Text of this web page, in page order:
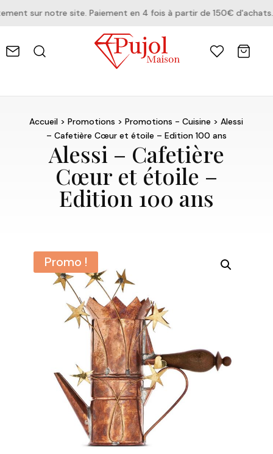
sur notre site. Paiement en 4 fois à partir de 150€ d'achats.
Accueil >Promotions >Promotions - Cuisine > Alessi
– Cafetière Cœur et étoile – Edition 100 ans
Alessi – Cafetière
Cœur et étoile –
Edition 100 ans
Promo !